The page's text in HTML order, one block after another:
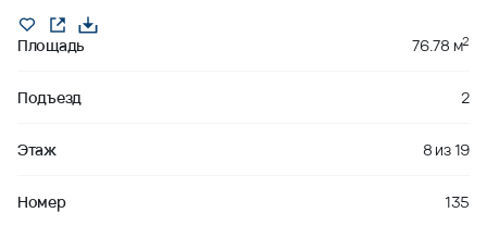
Площадь 76.78 м2
Подъезд 2
Этаж 8 из19
Номер 135